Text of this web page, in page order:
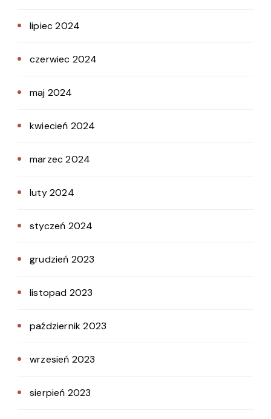
lipiec 2024
czerwiec 2024
maj 2024
kwiecień 2024
marzec 2024
luty 2024
styczeń 2024
grudzień 2023
listopad 2023
październik 2023
wrzesień 2023
sierpień 2023